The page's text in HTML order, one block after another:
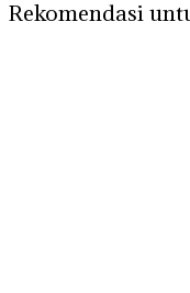
Rekomendasi